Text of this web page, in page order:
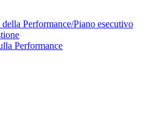
della Performance/Piano esecutivo
Performance